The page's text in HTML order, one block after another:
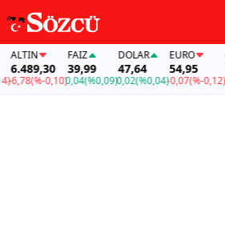
(%-0,10)
FAİZ
39,99
0,04(%0,09)
DOLAR
47,64
0,02(%0,04)
EURO
54,95
-0,07(%-0,12)-